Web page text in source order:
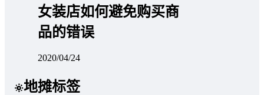
女装店如何避免购买商
品的错误
2020/04/24
地摊标签